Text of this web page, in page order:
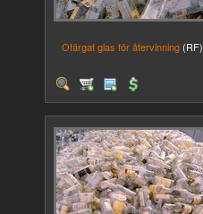
Ofärgat glas för återvinning (RF)